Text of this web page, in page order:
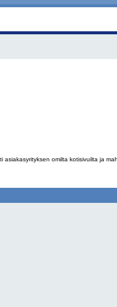
asiakasyrityksen omilta kotisivuilta ja